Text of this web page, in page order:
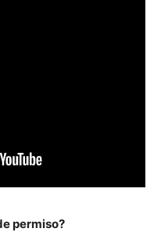
permiso?